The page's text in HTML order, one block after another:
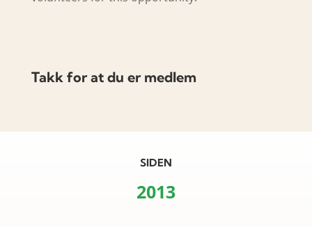
Takk for at du er medlem
SIDEN
2013